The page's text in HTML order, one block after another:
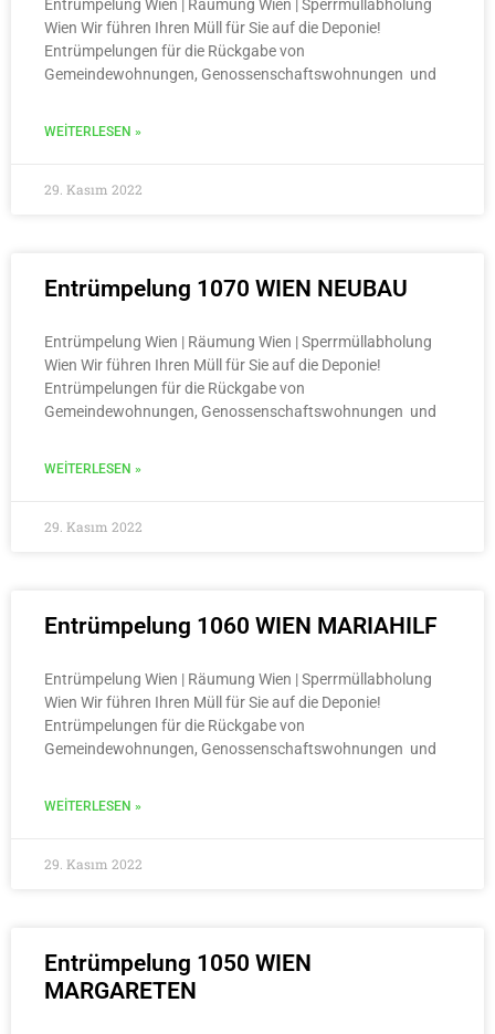
Entrümpelung Wien | Räumung Wien | Sperrmüllabholung
Wien Wir führen Ihren Müll für Sie auf die Deponie!
Entrümpelungen für die Rückgabe von
Gemeindewohnungen, Genossenschaftswohnungen und
WEITERLESEN »
29. Kasım 2022
Entrümpelung 1070 WIEN NEUBAU
Entrümpelung Wien | Räumung Wien | Sperrmüllabholung
Wien Wir führen Ihren Müll für Sie auf die Deponie!
Entrümpelungen für die Rückgabe von
Gemeindewohnungen, Genossenschaftswohnungen und
WEITERLESEN »
29. Kasım 2022
Entrümpelung 1060 WIEN MARIAHILF
Entrümpelung Wien | Räumung Wien | Sperrmüllabholung
Wien Wir führen Ihren Müll für Sie auf die Deponie!
Entrümpelungen für die Rückgabe von
Gemeindewohnungen, Genossenschaftswohnungen und
WEITERLESEN »
29. Kasım 2022
Entrümpelung 1050 WIEN
MARGARETEN